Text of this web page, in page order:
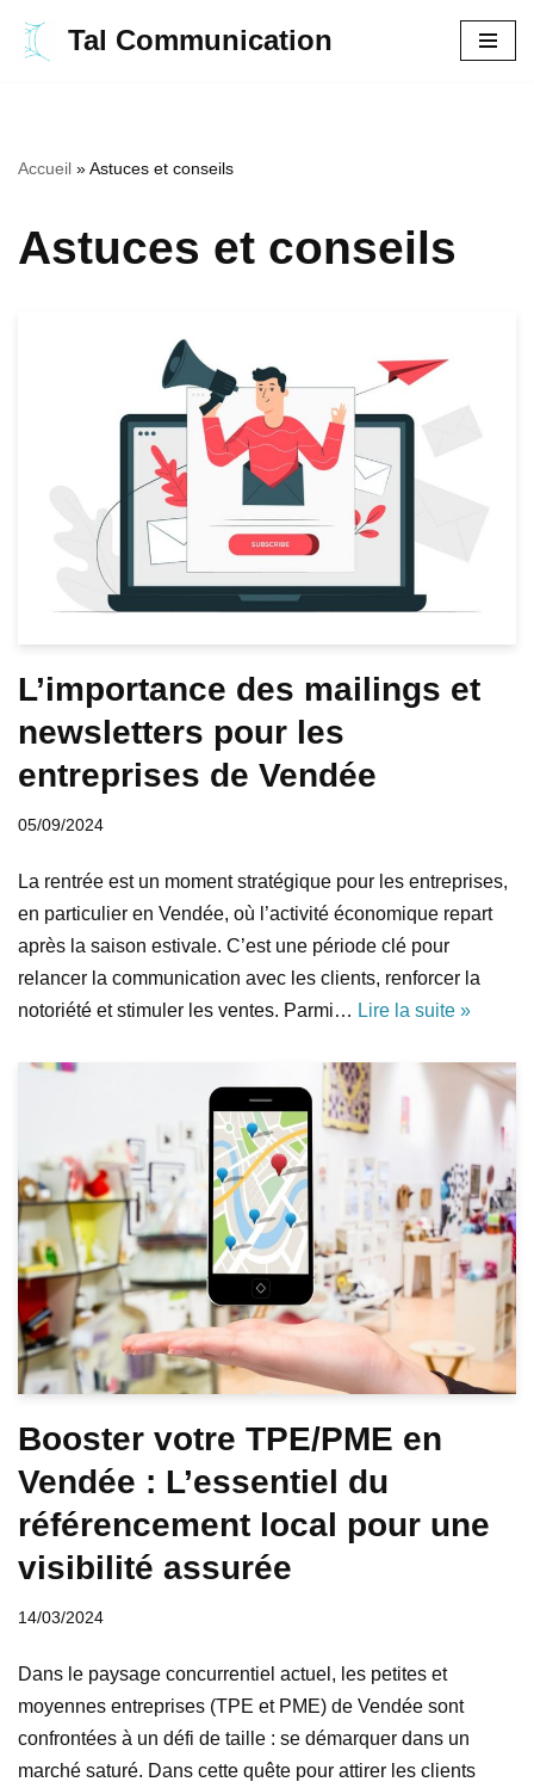
Aller
Tal Communication
Accueil »Astuces et conseils
Astuces et conseils
L’importance des mailings et
newsletters pour les
entreprises de Vendée
05/09/2024
La rentrée est un moment stratégique pour les entreprises,
en particulier en Vendée, où l’activité économique repart
après la saison estivale. C’est une période clé pour
relancer la communication avec les clients, renforcer la
notoriété et stimuler les ventes. Parmi… Lire la suite »
Booster votre TPE/PME en
Vendée : L’essentiel du
référencement local pour une
visibilité assurée
14/03/2024
Dans le paysage concurrentiel actuel, les petites et
moyennes entreprises (TPE et PME) de Vendée sont
confrontées à un défi de taille : se démarquer dans un
marché saturé. Dans cette quête pour attirer les clients